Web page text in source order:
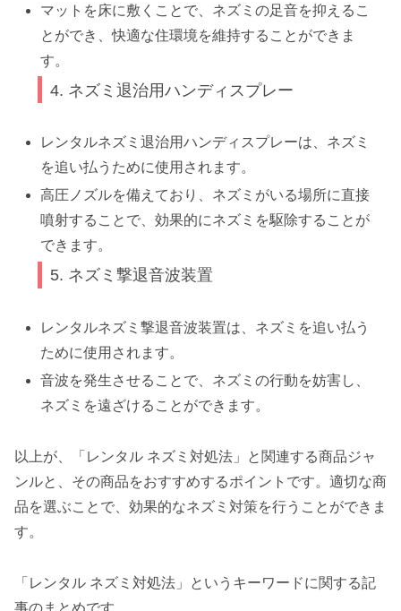
マットを床に敷くことで、ネズミの足音を抑えるこ
とができ、快適な住環境を維持することができま
す。
4. ネズミ退治用ハンディスプレー
レンタルネズミ退治用ハンディスプレーは、ネズミ
を追い払うために使用されます。
高圧ノズルを備えており、ネズミがいる場所に直接
噴射することで、効果的にネズミを駆除することが
できます。
5. ネズミ撃退音波装置
レンタルネズミ撃退音波装置は、ネズミを追い払う
ために使用されます。
音波を発生させることで、ネズミの行動を妨害し、
ネズミを遠ざけることができます。
以上が、「レンタル ネズミ対処法」と関連する商品ジャ
ンルと、その商品をおすすめするポイントです。適切な商
品を選ぶことで、効果的なネズミ対策を行うことができま
す。
「レンタル ネズミ対処法」というキーワードに関する記
事のまとめです。